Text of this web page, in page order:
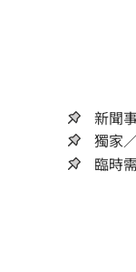
新聞
獨家
臨時